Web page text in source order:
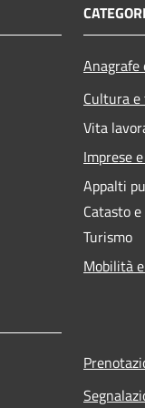
Cultura
Vita
Imprese
Appalti
Catasto
Turismo
Mobilità